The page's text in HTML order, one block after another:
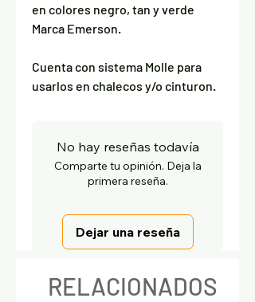
en colores negro, tan y verde
Marca Emerson.
Cuenta con sistema Molle para
usarlos en chalecos y/o cinturon.
No hay reseñas todavía
Comparte tu opinión. Deja la
primera reseña.
Dejar una reseña
RELACIONADOS